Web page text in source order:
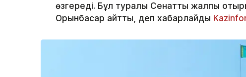
өзгереді. Бұл туралы Сенаттың жалпы
Орынбасар айтты, деп хабарлайды